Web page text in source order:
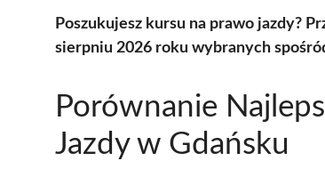
Poszukujesz kursu na prawo jazdy?
sierpniu 2026 roku wybranych
Porównanie
Jazdy w Gdańsku